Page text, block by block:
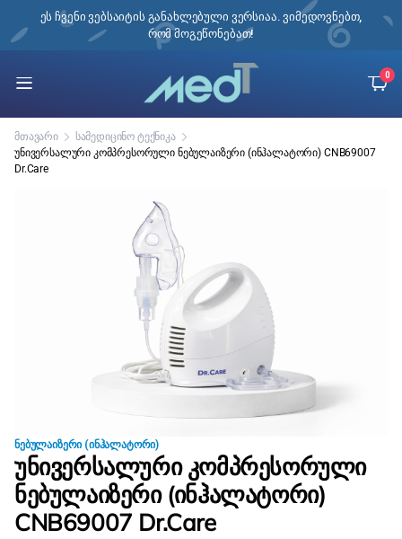
ეს ჩვენი ვებსაიტის განახლებული ვერსიაა. ვიმედოვნებთ,
რომ მოგეწონებათ!
0
მთავარი
სამედიცინო ტექნიკა
უნივერსალური კომპრესორული ნებულაიზერი (ინჰალატორი) CNB69007
Dr.Care
ᲜᲔᲑᲣᲚᲐᲘᲖᲔᲠᲘ (ᲘᲜᲰᲐᲚᲐᲢᲝᲠᲘ)
უნივერსალური კომპრესორული
ნებულაიზერი (ინჰალატორი)
CNB69007 Dr.Care